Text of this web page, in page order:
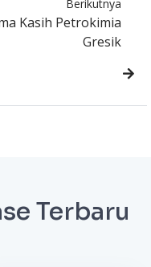
Berikutnya
Kasih Petrokimia
Gresik
Terbaru